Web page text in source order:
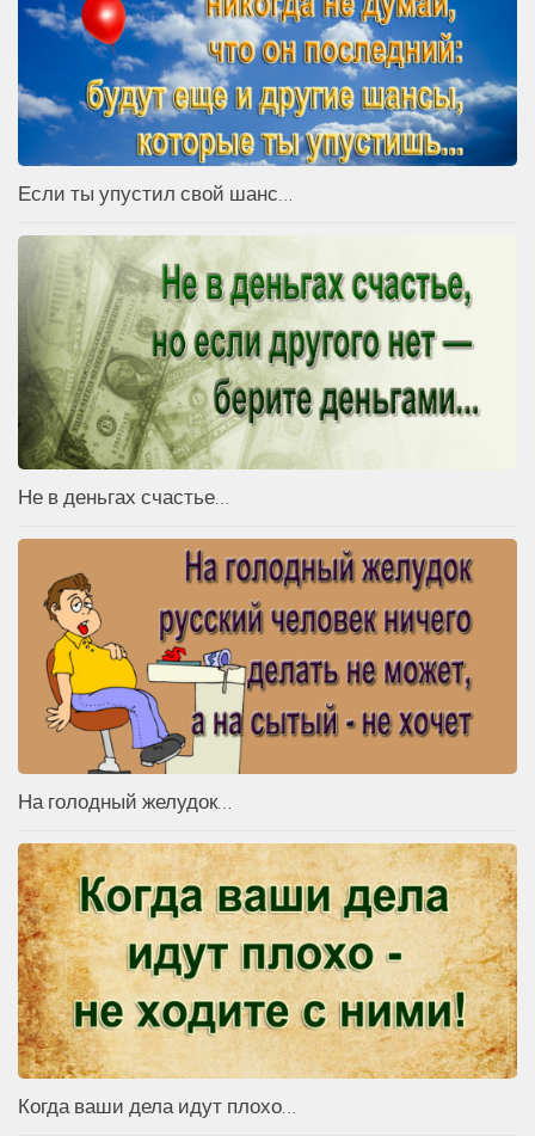
Если ты упустил свой шанс…
Не в деньгах счастье…
На голодный желудок…
Когда ваши дела идут плохо…